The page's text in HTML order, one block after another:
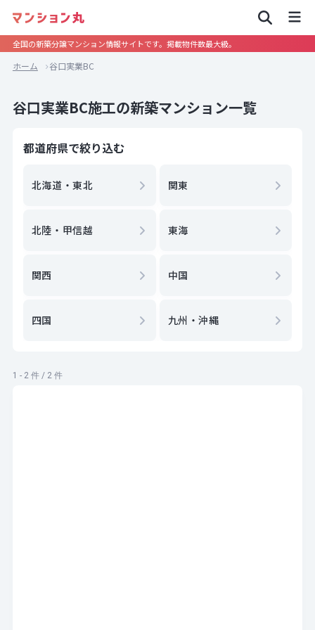
全国の新築分譲マンション情報サイトです。掲載物件数最大級。
ホーム 谷口実業BC
谷口実業BC施工の新築マンション一覧
都道府県で絞り込む
北海道・東北 関東
北陸・甲信越 東海
関西 中国
四国 九州・沖縄
1 - 2 件 / 2 件